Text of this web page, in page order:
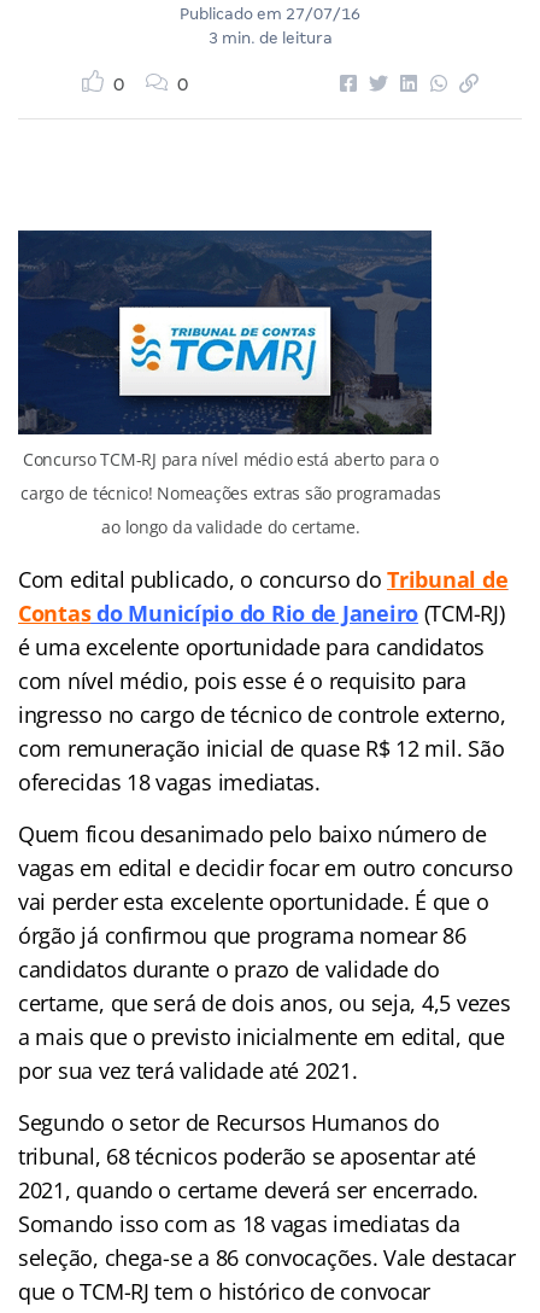
Publicado em 27/07/16
3 min. de leitura
0 0
Concurso TCM-RJ para nível médio está aberto para o
cargo de técnico! Nomeações extras são programadas
ao longo da validade do certame.
Com edital publicado, o concurso doTribunal de
Contasdo Município do Rio de Janeiro (TCM-RJ)
é uma excelente oportunidade para candidatos
com nível médio, pois esse é o requisito para
ingresso no cargo de técnico de controle externo,
com remuneração inicial de quase R$ 12 mil. São
oferecidas 18 vagas imediatas.
Quem ficou desanimado pelo baixo número de
vagas em edital e decidir focar em outro concurso
vai perder esta excelente oportunidade. É que o
órgão já confirmou que programa nomear 86
candidatos durante o prazo de validade do
certame, que será de dois anos, ou seja, 4,5 vezes
a mais que o previsto inicialmente em edital, que
por sua vez terá validade até 2021.
Segundo o setor de Recursos Humanos do
tribunal, 68 técnicos poderão se aposentar até
2021, quando o certame deverá ser encerrado.
Somando isso com as 18 vagas imediatas da
seleção, chega-se a 86 convocações.Vale destacar
que o TCM-RJ tem o histórico de convocar